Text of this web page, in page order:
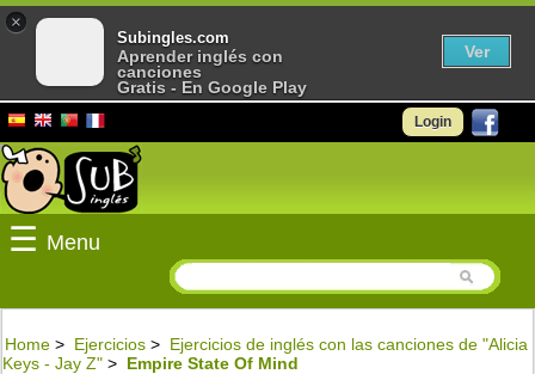
Login
☰ Menu
Home > Ejercicios > Ejercicios de inglés con las canciones de "Alicia
Keys - Jay Z" > Empire State Of Mind
×
Subingles.com
Aprender inglés con
canciones
Gratis - En Google Play
Ver